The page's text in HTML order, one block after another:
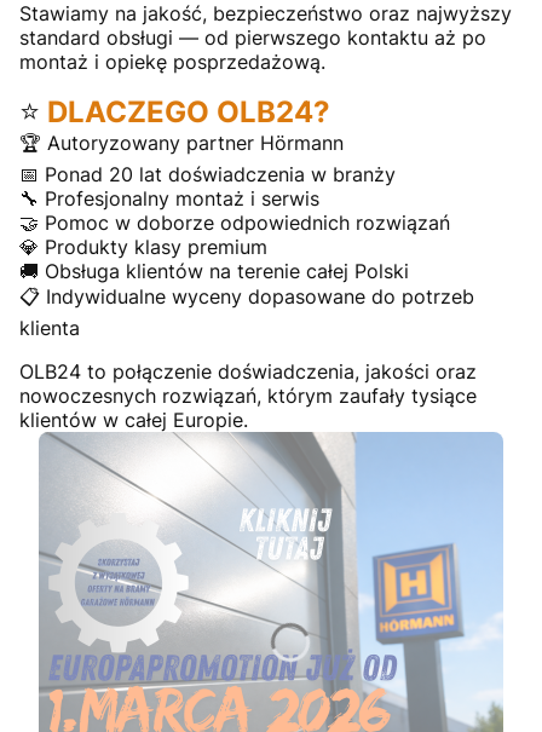
Stawiamy na jakość, bezpieczeństwo oraz najwyższy
standard obsługi — od pierwszego kontaktu aż po
montaż i opiekę posprzedażową.
⭐ DLACZEGO OLB24?
🏆 Autoryzowany partner Hörmann
📅 Ponad 20 lat doświadczenia w branży
🔧 Profesjonalny montaż i serwis
🤝 Pomoc w doborze odpowiednich rozwiązań
💎 Produkty klasy premium
🚚 Obsługa klientów na terenie całej Polski
📋 Indywidualne wyceny dopasowane do potrzeb
klienta
OLB24 to połączenie doświadczenia, jakości oraz
nowoczesnych rozwiązań, którym zaufały tysiące
klientów w całej Europie.